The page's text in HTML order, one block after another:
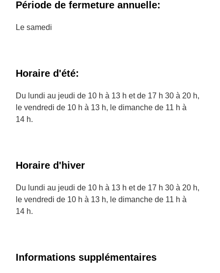
Période de fermeture annuelle:
Le samedi
Horaire d'été:
Du lundi au jeudi de 10 h à 13 h et de 17 h 30 à 20 h,
le vendredi de 10 h à 13 h, le dimanche de 11 h à
14 h.
Horaire d'hiver
Du lundi au jeudi de 10 h à 13 h et de 17 h 30 à 20 h,
le vendredi de 10 h à 13 h, le dimanche de 11 h à
14 h.
Informations supplémentaires